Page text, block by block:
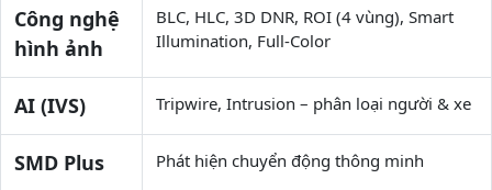
Công nghệ
hình ảnh
BLC, HLC, 3D DNR, ROI (4 vùng), Smart
Illumination, Full-Color
AI (IVS) Tripwire, Intrusion – phân loại người & xe
SMD Plus Phát hiện chuyển động thông minh